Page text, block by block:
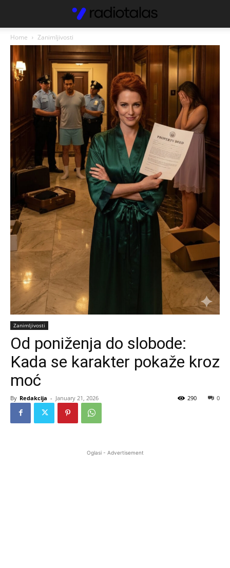
Home Zanimljivosti
Zanimljivosti
Od poniženja do slobode:
Kada se karakter pokaže kroz
moć
By Redakcija - January 21, 2026 0
290
Oglasi - Advertisement